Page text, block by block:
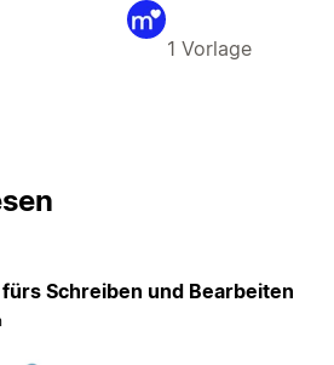
1 Vorlage
Schreiben und Bearbeiten